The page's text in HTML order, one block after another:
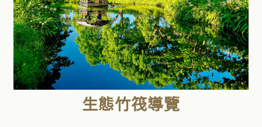
生態竹筏導覽